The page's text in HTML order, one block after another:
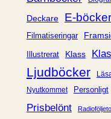
iDeckare E-böcker
Filmatiseringar
Illustrerat Klass
Ljudböcker
Nyutkommet Personligt
Prisbelönt